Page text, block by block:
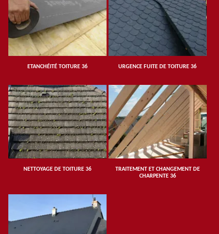
ETANCHÉITÉ TOITURE 36 URGENCE FUITE DE TOITURE 36
NETTOYAGE DE TOITURE 36
TRAITEMENT ET CHANGEMENT DE
CHARPENTE 36